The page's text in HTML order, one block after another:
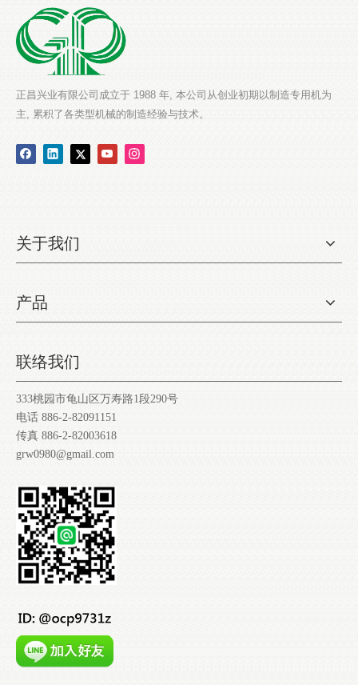
正昌兴业有限公司成立于 1988 年, 本公司从创业初期以制造专用机为
主, 累积了各类型机械的制造经验与技术。
关于我们
产品
联络我们
333桃园市龟山区万寿路1段290号
电话 886-2-82091151
传真 886-2-82003618
grw0980@gmail.com